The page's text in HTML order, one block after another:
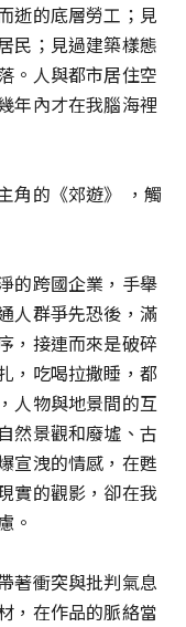
逝的底層勞工；見
民；見過建築樣態
。人與都市居住空
年內才在我腦海裡
角的《郊遊》 ，觸
的跨國企業，手舉
人群爭先恐後，滿
，接連而來是破碎
，吃喝拉撒睡，都
人物與地景間的互
然景觀和廢墟、古
宣洩的情感，在甦
實的觀影，卻在我
。
著衝突與批判氣息
，在作品的脈絡當